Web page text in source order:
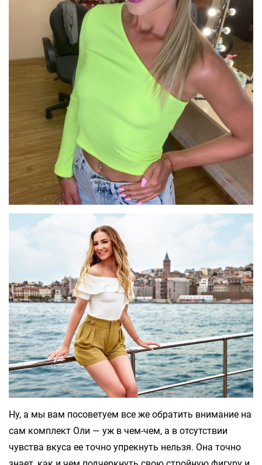
Ну, а мы вам посоветуем все же обратить внимание на
сам комплект Оли — уж в чем-чем, а в отсутствии
чувства вкуса ее точно упрекнуть нельзя. Она точно